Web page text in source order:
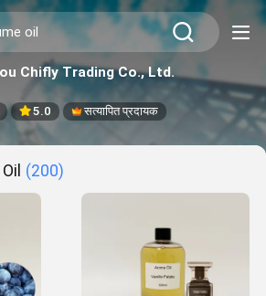
Chifly Trading Co., Ltd.
5.0 सत्यापित प्रदायक
(200)